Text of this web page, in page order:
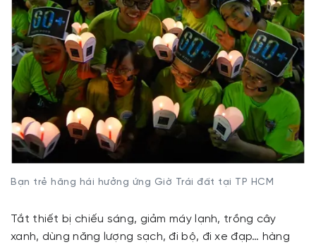
Bạn trẻ hăng hái hưởng ứng Giờ Trái đất tại TP HCM
Tắt thiết bị chiếu sáng, giảm máy lạnh, trồng cây
xanh, dùng năng lượng sạch, đi bộ, đi xe đạp… hàng